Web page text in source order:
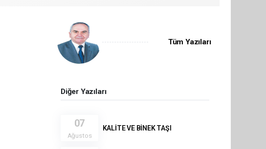
Tüm Yazıları
Diğer Yazıları
07
Ağustos
KALİTE VE BİNEK TAŞI